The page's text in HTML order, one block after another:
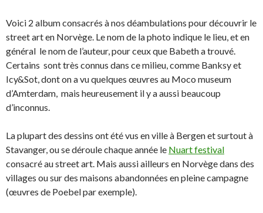
Voici 2 album consacrés à nos déambulations pour découvrir le
street art en Norvège. Le nom de la photo indique le lieu, et en
général le nom de l’auteur, pour ceux que Babeth a trouvé.
Certains sont très connus dans ce milieu, comme Banksy et
Icy&Sot, dont on a vu quelques œuvres au Moco museum
d’Amterdam, mais heureusement il y a aussi beaucoup
d’inconnus.
La plupart des dessins ont été vus en ville à Bergen et surtout à
Stavanger, ou se déroule chaque année le Nuart festival
consacré au street art. Mais aussi ailleurs en Norvège dans des
villages ou sur des maisons abandonnées en pleine campagne
(œuvres de Poebel par exemple).